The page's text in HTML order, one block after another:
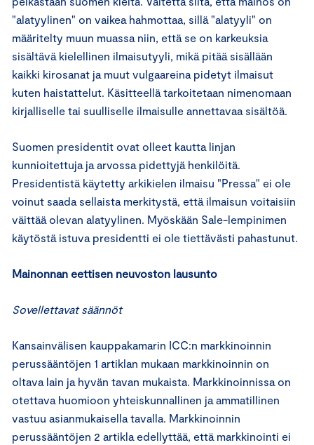
"alatyylinen" on vaikea hahmottaa, sillä "alatyyli" on
määritelty muun muassa niin, että se on karkeuksia
sisältävä kielellinen ilmaisutyyli, mikä pitää sisällään
kaikki kirosanat ja muut vulgaareina pidetyt ilmaisut
kuten haistattelut. Käsitteellä tarkoitetaan nimenomaan
kirjalliselle tai suulliselle ilmaisulle annettavaa sisältöä.
Suomen presidentit ovat olleet kautta linjan
kunnioitettuja ja arvossa pidettyjä henkilöitä.
Presidentistä käytetty arkikielen ilmaisu "Pressa" ei ole
voinut saada sellaista merkitystä, että ilmaisun voitaisiin
väittää olevan alatyylinen. Myöskään Sale-lempinimen
käytöstä istuva presidentti ei ole tiettävästi pahastunut.
Mainonnan eettisen neuvoston lausunto
Sovellettavat säännöt
Kansainvälisen kauppakamarin ICC:n markkinoinnin
perussääntöjen 1 artiklan mukaan markkinoinnin on
oltava lain ja hyvän tavan mukaista. Markkinoinnissa on
otettava huomioon yhteiskunnallinen ja ammatillinen
vastuu asianmukaisella tavalla. Markkinoinnin
perussääntöjen 2 artikla edellyttää, että markkinointi ei